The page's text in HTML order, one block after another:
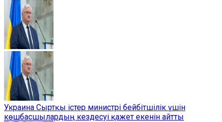
Украина Сыртқы істер министрі бейбітшілік үшін
көшбасшылардың кездесуі қажет екенін айтты